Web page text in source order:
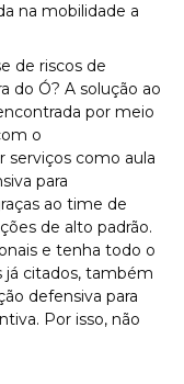
na mobilidade a
de riscos de
do Ó? A solução ao
por meio
o
como aula
para
ao time de
de alto padrão.
e tenha todo o
já citados, também
defensiva para
Por isso, não